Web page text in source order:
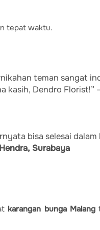
tepat waktu.
teman sangat
kasih, Dendro Florist!”
bisa selesai
Hendra, Surabaya
karangan bunga Malang